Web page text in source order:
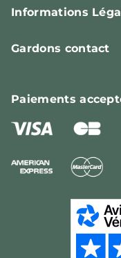
Informations
Gardons contact
Paiements